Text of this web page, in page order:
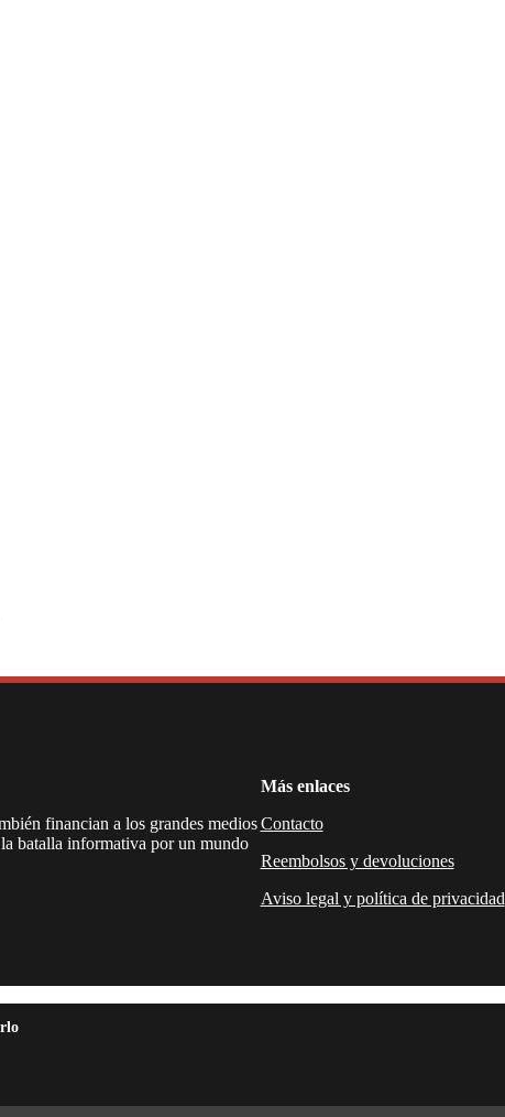
financian a los grandes medios
batalla informativa por un mundo
Más enlaces
Contacto
Reembolsos y devoluciones
Aviso legal y política de privacidad